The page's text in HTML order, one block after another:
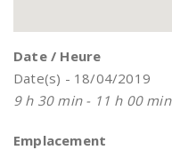
Date / Heure
Date(s) - 18/04/2019
9 h 30 min - 11 h 00 min
Emplacement